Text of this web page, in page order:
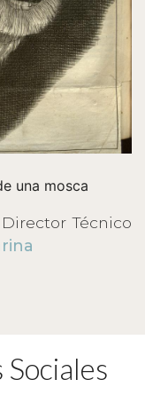
una mosca
Técnico